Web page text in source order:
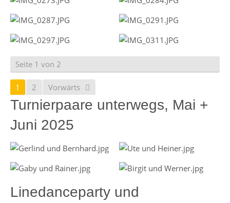
Seite 1 von 2
1 2 Vorwärts
Turnierpaare unterwegs, Mai +
Juni 2025
Linedanceparty und